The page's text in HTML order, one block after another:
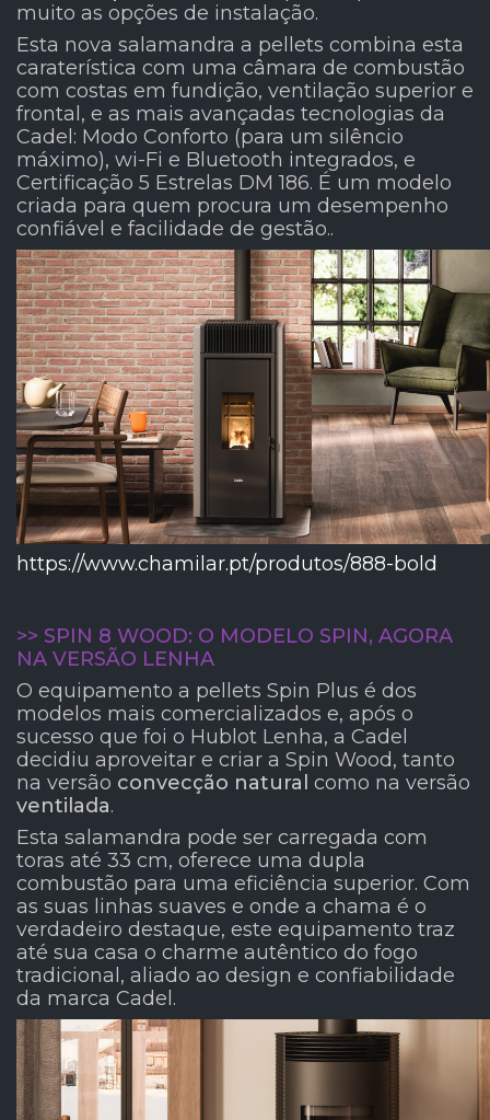
muito as opções de instalação.
Esta nova salamandra a pellets combina esta
caraterística com uma câmara de combustão
com costas em fundição, ventilação superior e
frontal, e as mais avançadas tecnologias da
Cadel: Modo Conforto (para um silêncio
máximo), wi-Fi e Bluetooth integrados, e
Certificação 5 Estrelas DM 186. É um modelo
criada para quem procura um desempenho
confiável e facilidade de gestão..
https://www.chamilar.pt/produtos/888-bold
>> SPIN 8 WOOD: O MODELO SPIN, AGORA
NA VERSÃO LENHA
O equipamento a pellets Spin Plus é dos
modelos mais comercializados e, após o
sucesso que foi o Hublot Lenha, a Cadel
decidiu aproveitar e criar a Spin Wood, tanto
na versão convecção natural como na versão
ventilada.
Esta salamandra pode ser carregada com
toras até 33 cm, oferece uma dupla
combustão para uma eficiência superior. Com
as suas linhas suaves e onde a chama é o
verdadeiro destaque, este equipamento traz
até sua casa o charme autêntico do fogo
tradicional, aliado ao design e confiabilidade
da marca Cadel.